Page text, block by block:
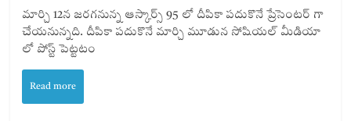
మార్చి 12న జరగనున్న ఆస్కార్స్ 95 లో దీపికా పదుకొనే ప్రేసెంటర్ గా
చేయనున్నది. దీపికా పదుకొనే మార్చి మూడున సోషియల్ మీడియా
లో పోస్ట్ పెట్టటం
Read more